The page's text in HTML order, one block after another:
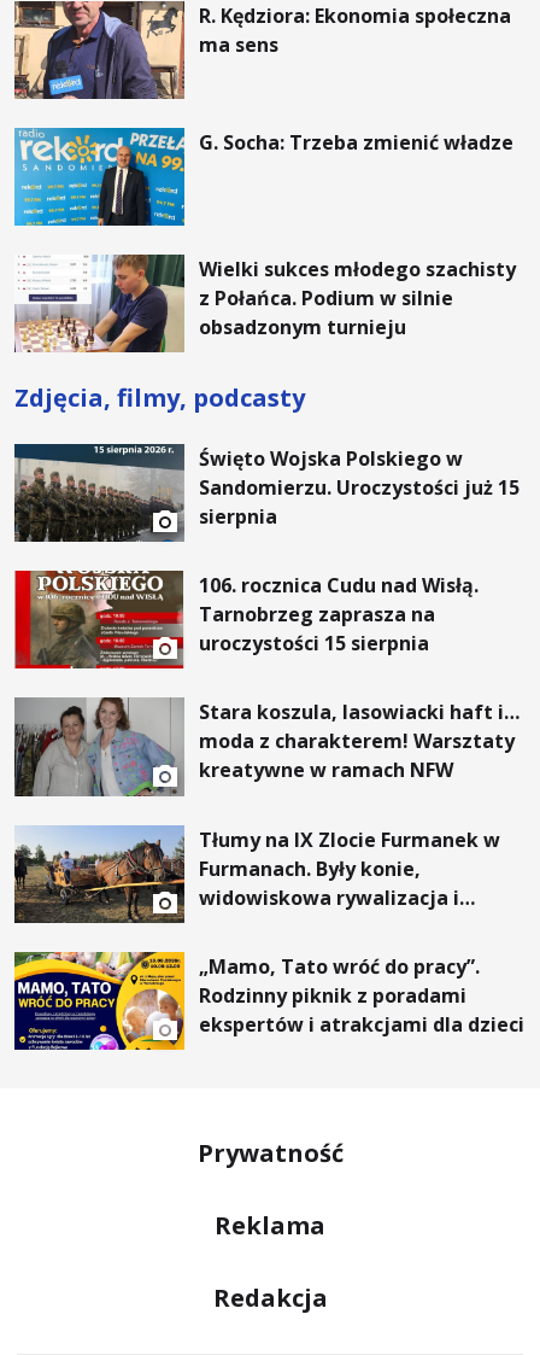
R. Kędziora: Ekonomia społeczna
ma sens
G. Socha: Trzeba zmienić władze
Wielki sukces młodego szachisty
z Połańca. Podium w silnie
obsadzonym turnieju
Zdjęcia, filmy, podcasty
Święto Wojska Polskiego w
Sandomierzu. Uroczystości już 15
sierpnia
106. rocznica Cudu nad Wisłą.
Tarnobrzeg zaprasza na
uroczystości 15 sierpnia
Stara koszula, lasowiacki haft i…
moda z charakterem! Warsztaty
kreatywne w ramach NFW
Tłumy na IX Zlocie Furmanek w
Furmanach. Były konie,
widowiskowa rywalizacja i
„Mamo, Tato wróć do pracy”.
Rodzinny piknik z poradami
ekspertów i atrakcjami dla dzieci
Prywatność
Reklama
Redakcja